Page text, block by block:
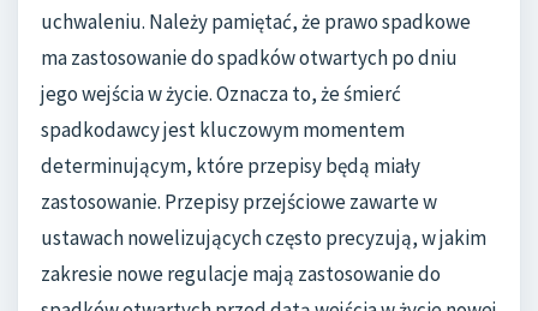
uchwaleniu. Należy pamiętać, że prawo spadkowe
ma zastosowanie do spadków otwartych po dniu
jego wejścia w życie. Oznacza to, że śmierć
spadkodawcy jest kluczowym momentem
determinującym, które przepisy będą miały
zastosowanie. Przepisy przejściowe zawarte w
ustawach nowelizujących często precyzują, w jakim
zakresie nowe regulacje mają zastosowanie do